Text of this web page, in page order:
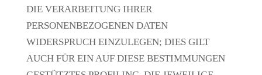
DIE VERARBEITUNG IHRER
PERSONENBEZOGENEN DATEN
WIDERSPRUCH EINZULEGEN; DIES GILT
AUCH FÜR EIN AUF DIESE BESTIMMUNGEN